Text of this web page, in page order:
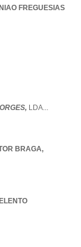
FREGUESIAS
LDA...
BRAGA,